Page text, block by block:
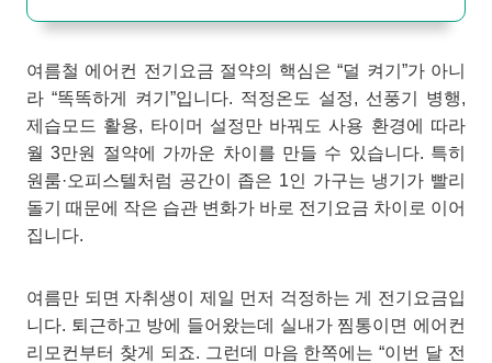
여름철 에어컨 전기요금 절약의 핵심은 “덜 켜기”가 아니
라 “똑똑하게 켜기”입니다. 적정온도 설정, 선풍기 병행,
제습모드 활용, 타이머 설정만 바꿔도 사용 환경에 따라
월 3만원 절약에 가까운 차이를 만들 수 있습니다. 특히
원룸·오피스텔처럼 공간이 좁은 1인 가구는 냉기가 빨리
돌기 때문에 작은 습관 변화가 바로 전기요금 차이로 이어
집니다.
여름만 되면 자취생이 제일 먼저 걱정하는 게 전기요금입
니다. 퇴근하고 방에 들어왔는데 실내가 찜통이면 에어컨
리모컨부터 찾게 되죠. 그런데 마음 한쪽에는 “이번 달 전